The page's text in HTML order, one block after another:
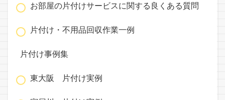
お部屋の片付けサービスに関する良くある質問
片付け・不用品回収作業一例
片付け事例集
東大阪 片付け実例